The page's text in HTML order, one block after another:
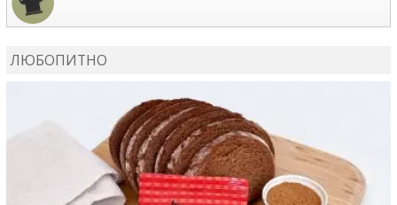
ЛЮБОПИТНО